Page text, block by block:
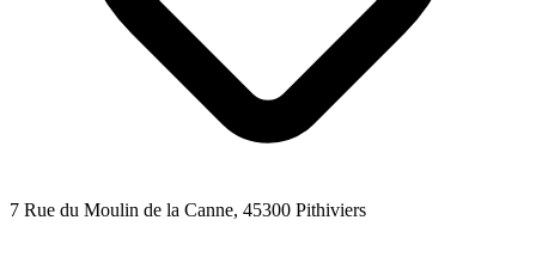
7 Rue du Moulin de la Canne, 45300 Pithiviers